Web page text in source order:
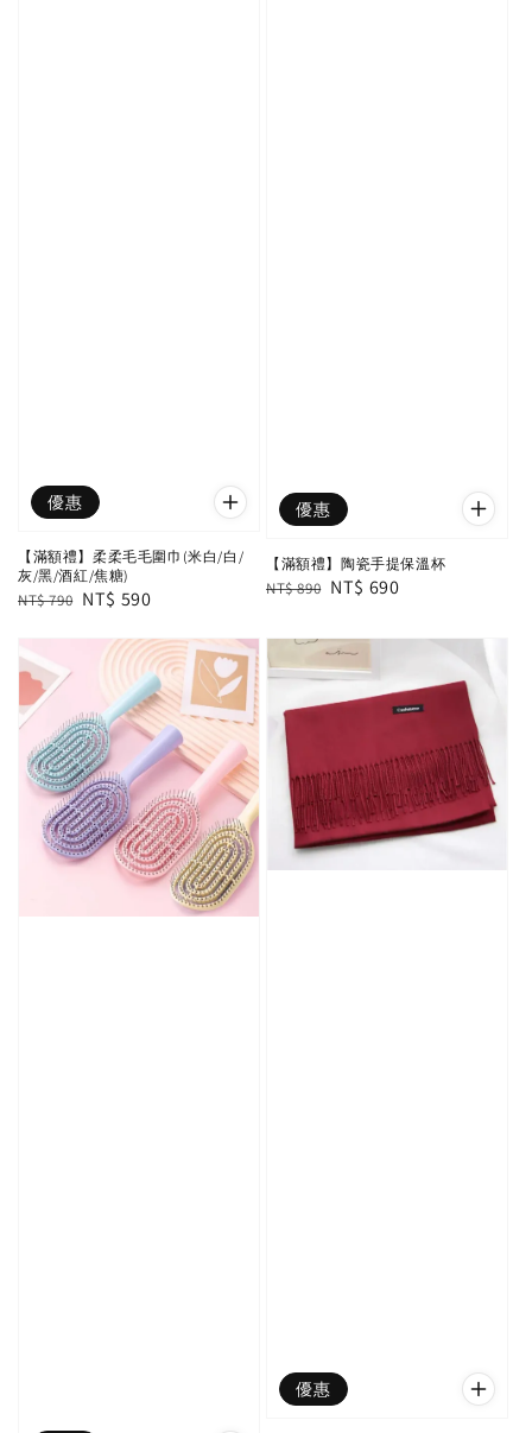
優惠
【滿額禮】柔柔毛毛圍巾(米白/白/
灰/黑/酒紅/焦糖)
Regular
NT$ 790 Sale
NT$ 590
優惠
【滿額禮】陶瓷手提保溫杯
Regular
NT$ 890 Sale
NT$ 690
優惠